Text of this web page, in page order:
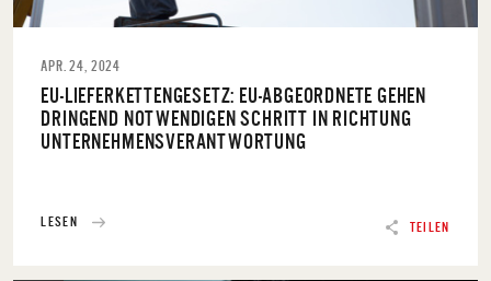
TEILEN
APR. 24, 2024
EU-LIEFERKETTENGESETZ: EU-ABGEORDNETE GEHEN
DRINGEND NOTWENDIGEN SCHRITT IN RICHTUNG
UNTERNEHMENSVERANTWORTUNG
LESEN